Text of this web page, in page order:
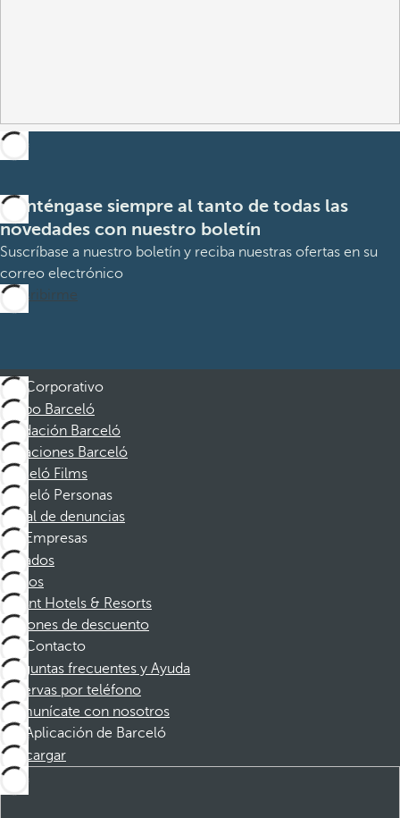
Manténgase siempre al tanto de todas las
novedades con nuestro boletín
Suscríbase a nuestro boletín y reciba nuestras ofertas en su
correo electrónico
Suscribirme
Corporativo
Grupo Barceló
Fundación Barceló
Vacaciones Barceló
Barceló Films
Barceló Personas
Canal de denuncias
Empresas
Afiliados
Socios
Dorint Hotels & Resorts
Cupones de descuento
Contacto
Preguntas frecuentes y Ayuda
Reservas por teléfono
Comunícate con nosotros
Aplicación de Barceló
Descargar